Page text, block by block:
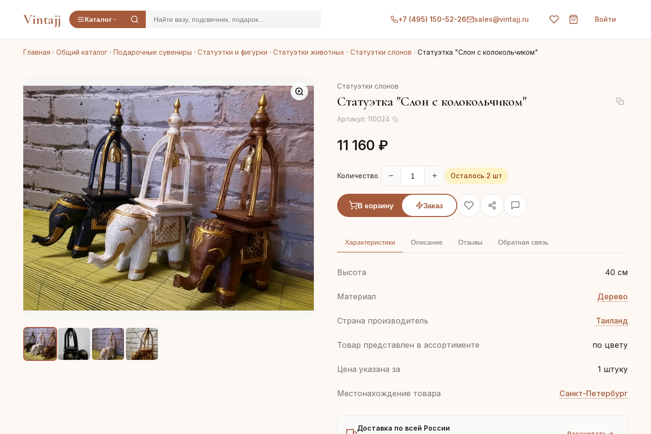
Vintajj Каталог +7 (495) 150-52-26 sales@vintajj.ru Войти
Главная Общий каталог Подарочные сувениры Статуэтки и фигурки Статуэтки животных Статуэтки слонов Статуэтка "Слон с колокольчиком"
Статуэтки слонов
Статуэтка "Слон с колокольчиком"
Артикул: 110024
11 160 ₽
Количество − + Осталось 2 шт
В корзину Заказ
Характеристики Описание Отзывы Обратная связь
Высота 40 см
Материал Дерево
Страна производитель Таиланд
Товар представлен в ассортименте по цвету
Цена указана за 1 штуку
Местонахождение товара Санкт-Петербург
Доставка по всей России